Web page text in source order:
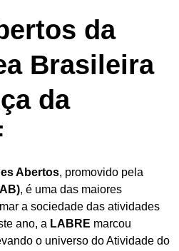
da
Brasileira
da
Abertos, promovido pela
, é uma das maiores
a sociedade das atividades
ano, a LABRE marcou
o universo do Atividade do